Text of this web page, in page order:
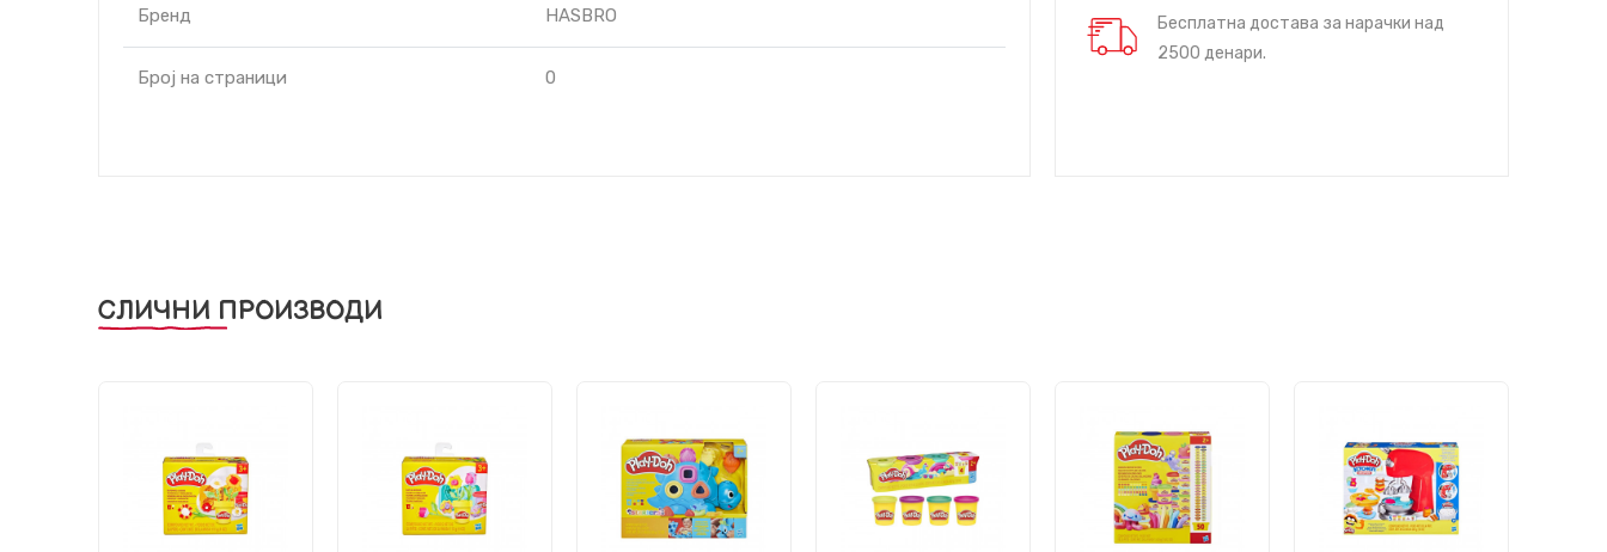
Бренд HASBRO
Број на страници 0
Бесплатна достава за нарачки над
2500 денари.
СЛИЧНИ ПРОИЗВОДИ